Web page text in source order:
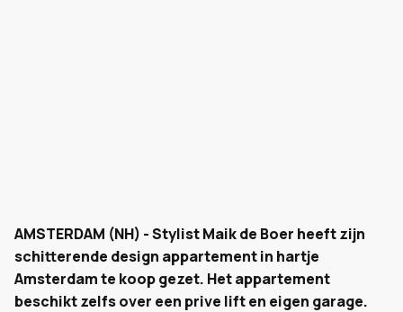
AMSTERDAM (NH) - Stylist Maik de Boer heeft zijn
schitterende design appartement in hartje
Amsterdam te koop gezet. Het appartement
beschikt zelfs over een prive lift en eigen garage.